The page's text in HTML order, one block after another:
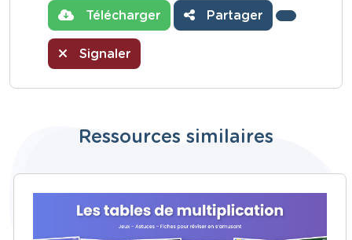
Télécharger Partager
Signaler
Ressources similaires